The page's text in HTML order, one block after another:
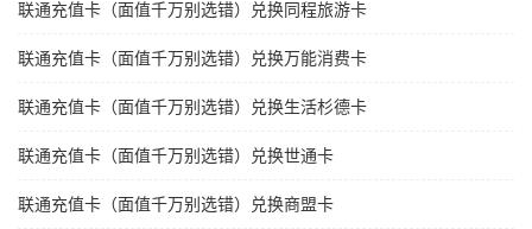
联通充值卡（面值千万别选错）兑换同程旅游卡
联通充值卡（面值千万别选错）兑换万能消费卡
联通充值卡（面值千万别选错）兑换生活杉德卡
联通充值卡（面值千万别选错）兑换世通卡
联通充值卡（面值千万别选错）兑换商盟卡